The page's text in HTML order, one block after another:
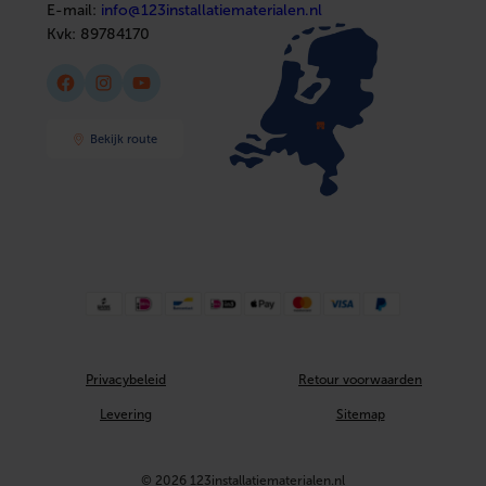
E-mail: info@123installatiematerialen.nl
Kvk: 89784170
Facebook Instagram YouTube
Bekijk route
Privacybeleid Retour voorwaarden
Levering Sitemap
© 2026 123installatiematerialen.nl